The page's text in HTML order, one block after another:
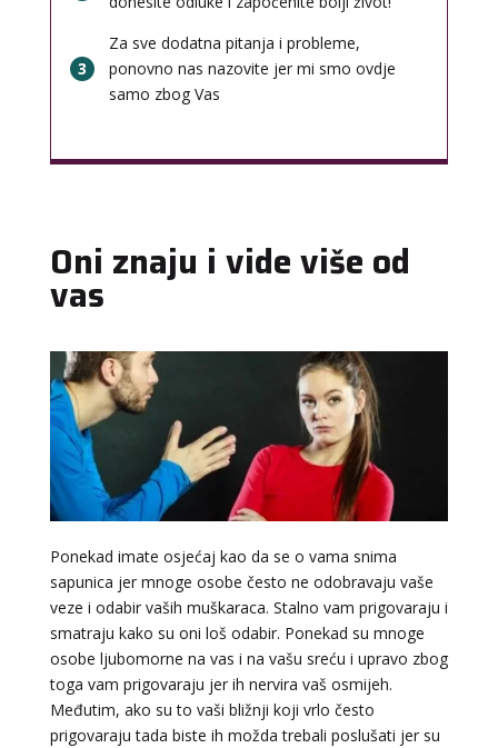
3
Za sve dodatna pitanja i probleme,
ponovno nas nazovite jer mi smo ovdje
samo zbog Vas
Oni znaju i vide više od
vas
Ponekad imate osjećaj kao da se o vama snima
sapunica jer mnoge osobe često ne odobravaju vaše
veze i odabir vaših muškaraca. Stalno vam prigovaraju i
smatraju kako su oni loš odabir. Ponekad su mnoge
osobe ljubomorne na vas i na vašu sreću i upravo zbog
toga vam prigovaraju jer ih nervira vaš osmijeh.
Međutim, ako su to vaši bližnji koji vrlo često
prigovaraju tada biste ih možda trebali poslušati jer su